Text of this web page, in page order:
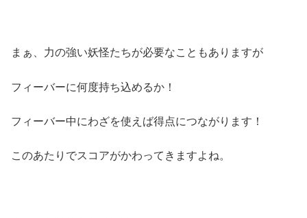
まぁ、力の強い妖怪たちが必要なこともありますが
フィーバーに何度持ち込めるか！
フィーバー中にわざを使えば得点につながります！
このあたりでスコアがかわってきますよね。